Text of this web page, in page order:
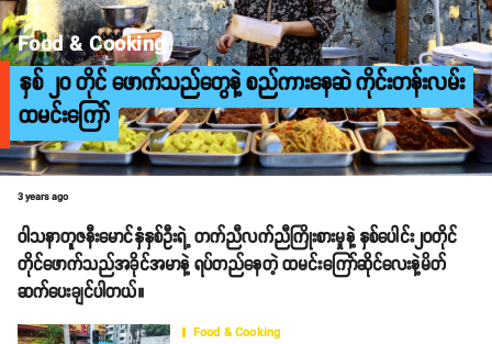
Food & Cooking
နှစ် ၂၀ တိုင် ဖောက်သည်တွေနဲ့ စည်ကားနေဆဲ ကိုင်းတန်းလမ်း
ထမင်းကြော်
3 years ago
ဝါသနာတူဇနီးမောင်နှံနှစ်ဦးရဲ့ တက်ညီလက်ညီကြိုးစားမှုနဲ့ နှစ်ပေါင်း၂၀တိုင်
တိုင်ဖောက်သည်အခိုင်အမာနဲ့ ရပ်တည်နေတဲ့ ထမင်းကြော်ဆိုင်လေးနဲ့မိတ်
ဆက်ပေးချင်ပါတယ်။
Food & Cooking